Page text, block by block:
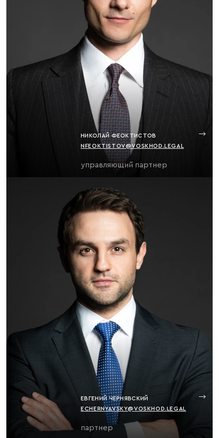
НИКОЛАЙ ФЕОКТИСТОВ
NFEOKTISTOV@VOSKHOD.LEGAL
управляющий партнер
ЕВГЕНИЙ ЧЕРНЯВСКИЙ
ECHERNYAVSKY@VOSKHOD.LEGAL
партнер